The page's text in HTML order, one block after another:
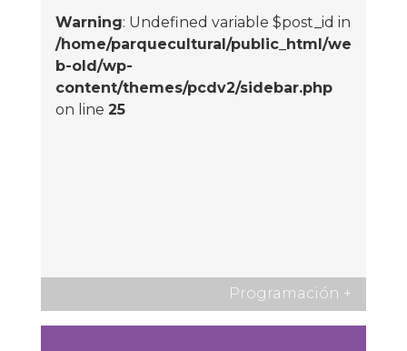
Warning: Undefined variable $post_id in
/home/parquecultural/public_html/we
b-old/wp-
content/themes/pcdv2/sidebar.php
on line 25
Programación +